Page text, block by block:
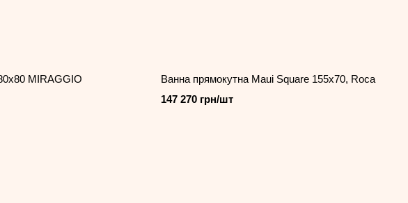
MIRAGGIO
Ванна прямокутна Maui Square 155x70, Roca
147 270 грн/шт